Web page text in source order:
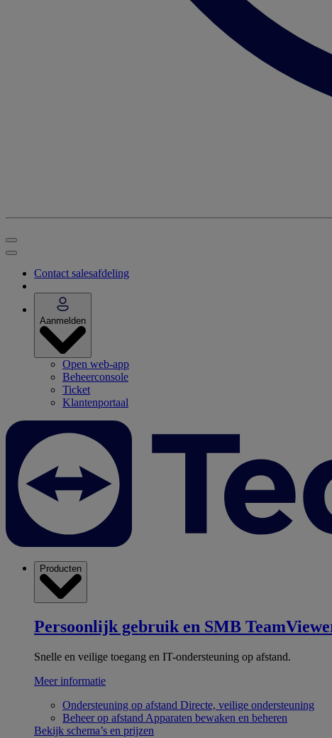
Contact salesafdeling
Aanmelden
Open web-app
Beheerconsole
Ticket
Klantenportaal
Producten
Persoonlijk gebruik en SMB
Snelle en veilige toegang en IT-ondersteuning op afstand.
Meer informatie
Ondersteuning op afstand Directe, veilige ondersteuning
Beheer op afstand Apparaten bewaken en beheren
Bekijk schema’s en prijzen